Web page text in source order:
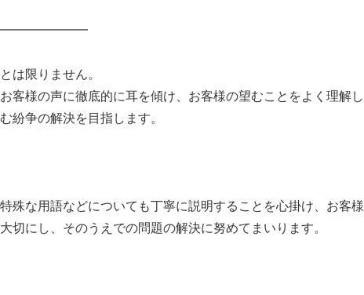
は限りません。
客様の声に徹底的に耳を傾け、お客様の望むことをよく理解し
紛争の解決を目指します。
殊な用語などについても丁寧に説明することを心掛け、お客様
切にし、そのうえでの問題の解決に努めてまいります。